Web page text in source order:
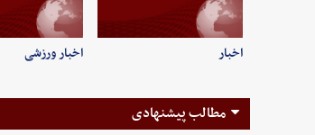
اخبار اخبار ورزشی
مطالب پیشنهادی